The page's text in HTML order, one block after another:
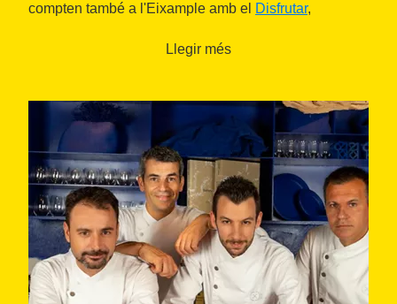
compten també a l'Eixample amb el Disfrutar,
restaurant del món en el llistat de 50 Best. Compartir
grup. L'espai ofereix molta versatilitat i el faideal per
a esdeveniments o presentacions corporatives .
Llegir més